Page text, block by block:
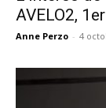
AVELO2,
Anne Perzo - 4